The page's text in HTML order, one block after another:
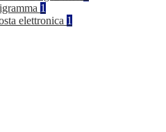
1
elettronica 1